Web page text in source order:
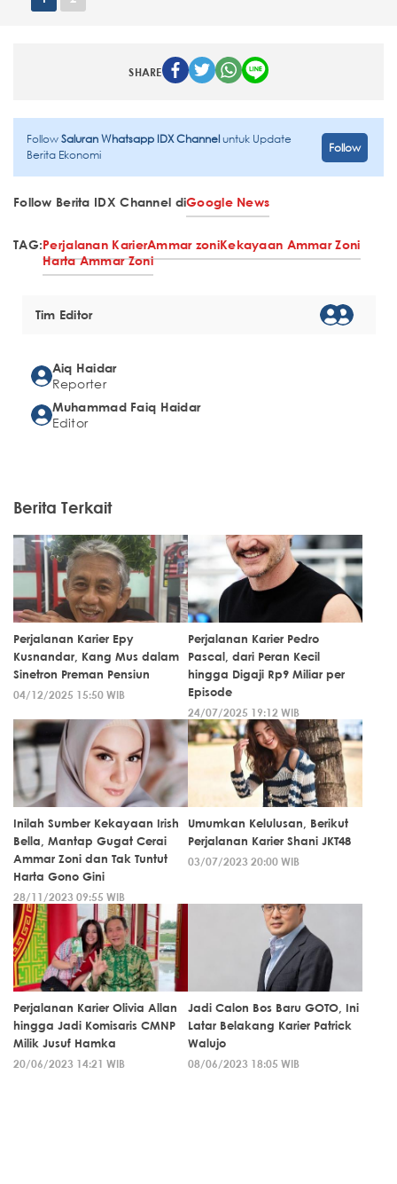
SHARE
FollowSaluran Whatsapp IDX Channeluntuk Update
Berita Ekonomi
Follow
Follow Berita IDX Channel diGoogle News
TAG:Perjalanan KarierAmmar zoniKekayaan Ammar Zoni
Harta Ammar Zoni
Tim Editor
Aiq Haidar
Reporter
Muhammad Faiq Haidar
Editor
Berita Terkait
Perjalanan Karier Epy
Kusnandar, Kang Mus dalam
Sinetron Preman Pensiun
04/12/2025 15:50 WIB
Perjalanan Karier Pedro
Pascal, dari Peran Kecil
hingga Digaji Rp9 Miliar per
Episode
24/07/2025 19:12 WIB
Inilah Sumber Kekayaan Irish
Bella, Mantap Gugat Cerai
Ammar Zoni dan Tak Tuntut
Harta Gono Gini
28/11/2023 09:55 WIB
Umumkan Kelulusan, Berikut
Perjalanan Karier Shani JKT48
03/07/2023 20:00 WIB
Perjalanan Karier Olivia Allan
hingga Jadi Komisaris CMNP
Milik Jusuf Hamka
20/06/2023 14:21 WIB
Jadi Calon Bos Baru GOTO, Ini
Latar Belakang Karier Patrick
Walujo
08/06/2023 18:05 WIB